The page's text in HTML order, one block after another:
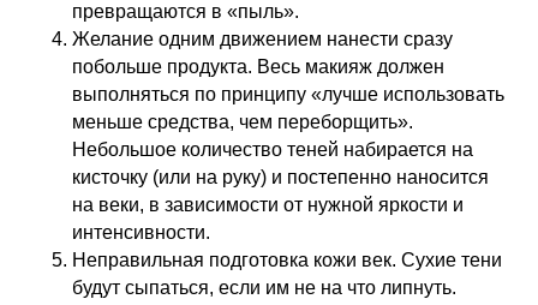
превращаются в «пыль».
Желание одним движением нанести сразу
побольше продукта. Весь макияж должен
выполняться по принципу «лучше использовать
меньше средства, чем переборщить».
Небольшое количество теней набирается на
кисточку (или на руку) и постепенно наносится
на веки, в зависимости от нужной яркости и
интенсивности.
Неправильная подготовка кожи век. Сухие тени
будут сыпаться, если им не на что липнуть.